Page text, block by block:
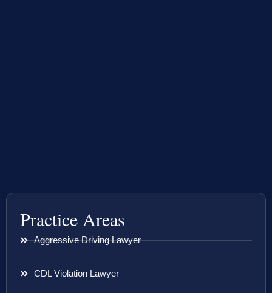
Practice Areas
Aggressive Driving Lawyer
CDL Violation Lawyer